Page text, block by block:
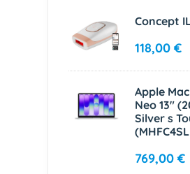
Kompatibilný
pre Kyocera
Black 1250
11,30 €
Concept
118,00 €
Apple
Neo 13"
Silver s
769,00 €